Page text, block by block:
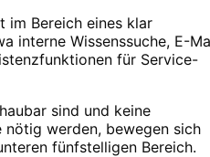
im Bereich eines klar
interne Wissenssuche, E-
für Service-
sind und keine
werden, bewegen sich
fünfstelligen Bereich.